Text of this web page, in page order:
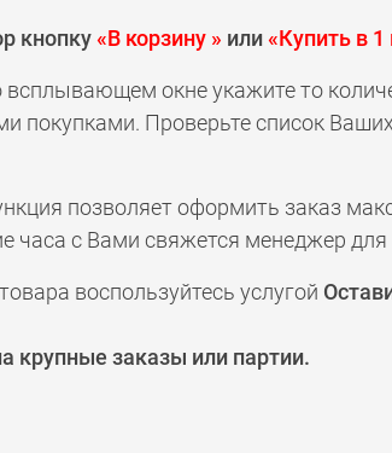
кнопку«В корзину » или«Купить в 1
всплывающем окне укажите то
покупками. Проверьте список
позволяет оформить заказ
часа с Вами свяжется менеджер
воспользуйтесь услугой
крупные заказы или партии.